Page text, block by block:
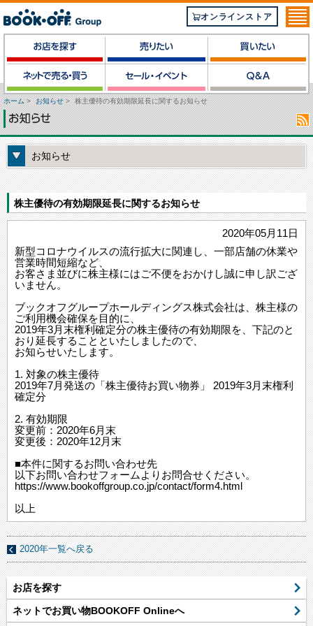
オンラインストア
ホーム> お知らせ> 株主優待の有効期限延長に関するお知らせ
お知らせ
株主優待の有効期限延長に関するお知らせ
2020年05月11日
新型コロナウイルスの流行拡大に関連し、一部店舗の休業や
営業時間短縮など、
お客さま並びに株主様にはご不便をおかけし誠に申し訳ござ
いません。
ブックオフグループホールディングス株式会社は、株主様の
ご利用機会確保を目的に、
2019年3月末権利確定分の株主優待の有効期限を、下記のと
おり延長することといたしましたので、
お知らせいたします。
1. 対象の株主優待
2019年7月発送の「株主優待お買い物券」 2019年3月末権利
確定分
2. 有効期限
変更前：2020年6月末
変更後：2020年12月末
■本件に関するお問い合わせ先
以下お問い合わせフォームよりお問合せください。
https://www.bookoffgroup.co.jp/contact/form4.html
以上
2020年一覧へ戻る
お店を探す
ネットでお買い物BOOKOFF Onlineへ